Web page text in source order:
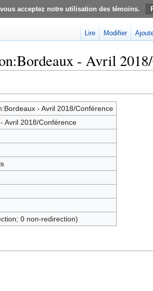
acceptez notre utilisation des témoins.
- Avril
- Avril 2018/Conférence
Avril 2018/Conférence
0 non-redirection)
Lire Modifier